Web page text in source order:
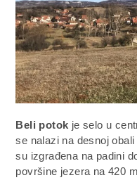
Beli potok je selo u
se nalazi na desnoj
su izgrađena na padini
površine jezera na 420